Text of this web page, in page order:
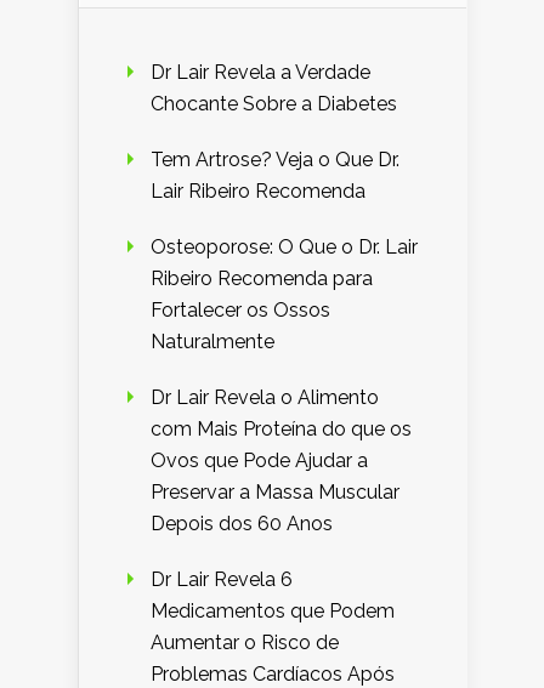
Dr Lair Revela a Verdade
Chocante Sobre a Diabetes
Tem Artrose? Veja o Que Dr.
Lair Ribeiro Recomenda
Osteoporose: O Que o Dr. Lair
Ribeiro Recomenda para
Fortalecer os Ossos
Naturalmente
Dr Lair Revela o Alimento
com Mais Proteína do que os
Ovos que Pode Ajudar a
Preservar a Massa Muscular
Depois dos 60 Anos
Dr Lair Revela 6
Medicamentos que Podem
Aumentar o Risco de
Problemas Cardíacos Após